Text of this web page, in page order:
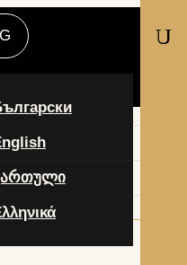
U
продукти -
метал, дърво,
пчелни
за бетон,